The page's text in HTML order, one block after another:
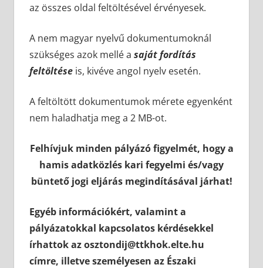
az összes oldal feltöltésével érvényesek.
A nem magyar nyelvű dokumentumoknál
szükséges azok mellé a saját fordítás
feltöltéseis, kivéve angol nyelv esetén.
A feltöltött dokumentumok mérete egyenként
nem haladhatja meg a 2 MB-ot.
Felhívjuk minden pályázó figyelmét, hogy a
hamis adatközlés kari fegyelmi és/vagy
büntető jogi eljárás megindításával járhat!
Egyéb információkért, valamint a
pályázatokkal kapcsolatos kérdésekkel
írhattok az osztondij@ttkhok.elte.hu
címre, illetve személyesen az Északi